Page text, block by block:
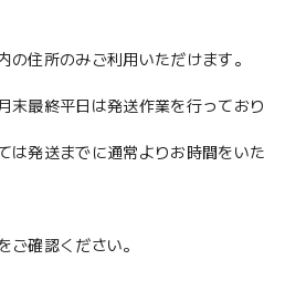
の住所のみご利用いただけます。
末最終平日は発送作業を行っており
は発送までに通常よりお時間をいた
ご確認ください。